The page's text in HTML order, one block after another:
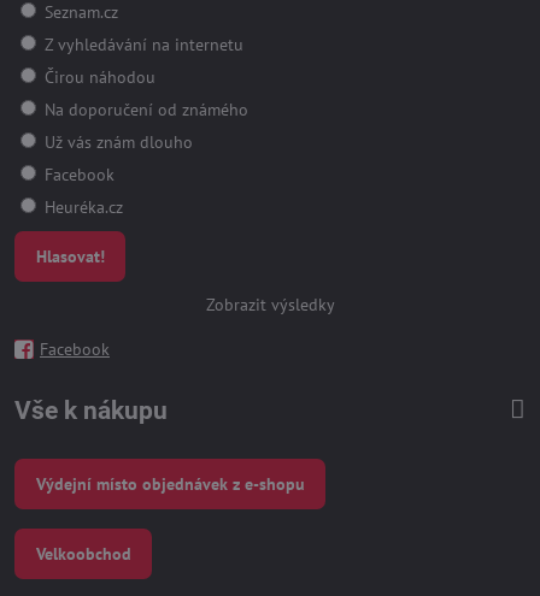
Seznam.cz
Z vyhledávání na internetu
Čirou náhodou
Na doporučení od známého
Už vás znám dlouho
Facebook
Heuréka.cz
Hlasovat!
Zobrazit výsledky
Facebook
Vše k nákupu
Výdejní místo objednávek z e-shopu
Velkoobchod